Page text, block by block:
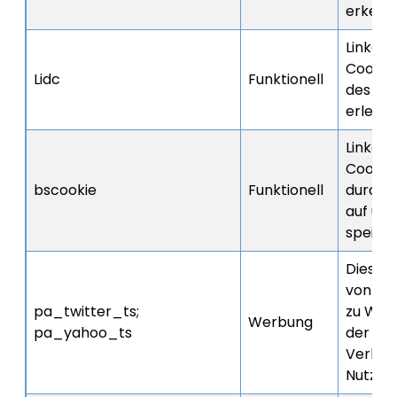
Lidc Funktionell
des
bscookie Funktionell
auf
pa_twitter_ts;
pa_yahoo_ts
Werbung
Diese
von
zu
der
Nutzer